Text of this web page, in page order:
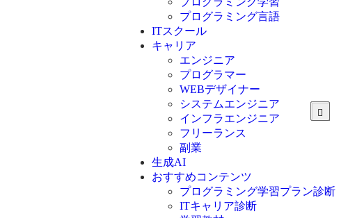
プログラミング言語
C言語
C#
VBA
Go言語
Kotlin
Java
JavaScript
Swift
Ruby
その他言語
ITスクール
キャリア
エンジニア
プログラマー
WEBデザイナー
システムエンジニア
インフラエンジニア
フリーランス
副業
生成AI
おすすめコンテンツ
プログラミング学習プラン診断
ITキャリア診断